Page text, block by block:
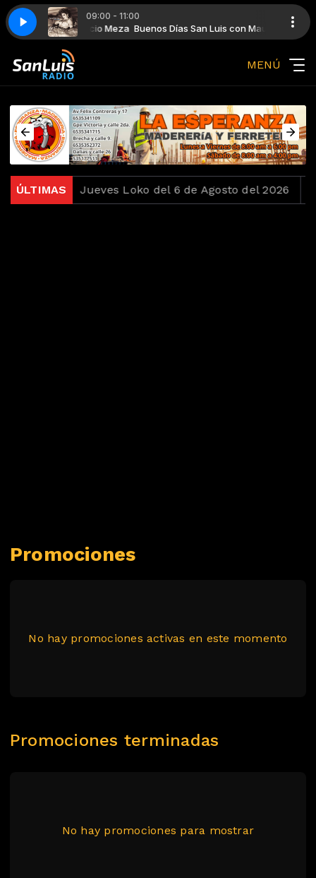
09:00 - 11:00
Luis con Mauricio Meza Buenos Días San Luis con Mauricio Meza
a Virgin Madonna - Like a Virgin
MENÚ
ÚLTIMAS
2026 Jueves Loko del 6 de Agosto del 2026
Promociones
No hay promociones activas en este momento
Promociones terminadas
No hay promociones para mostrar